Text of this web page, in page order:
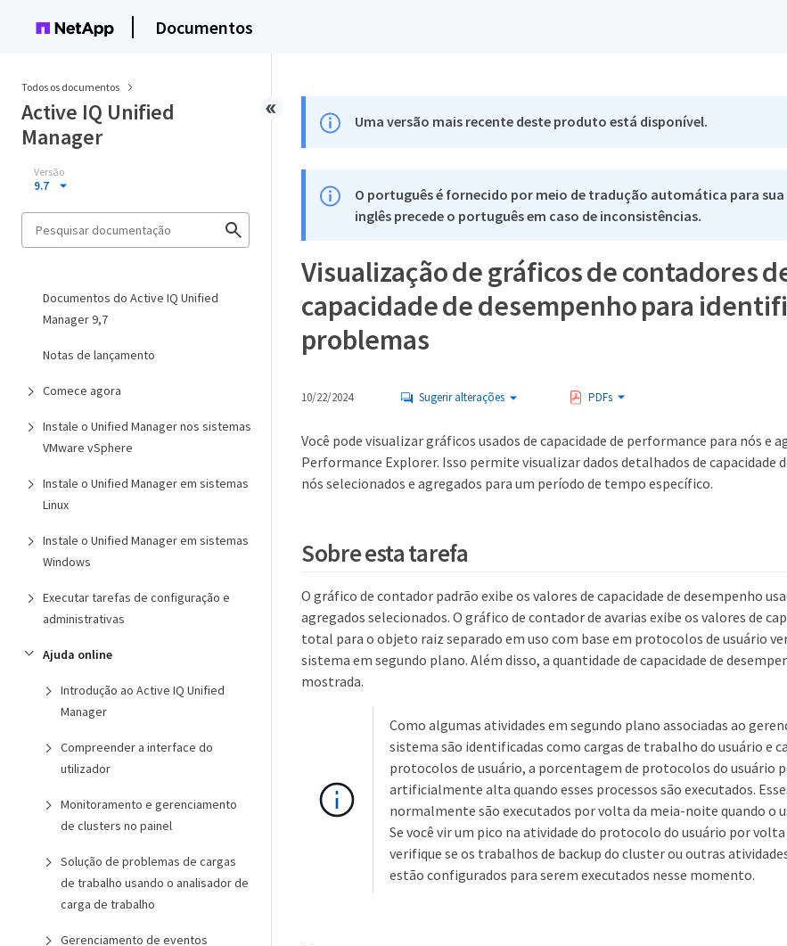
Documentos
Todos os documentos
Active IQ Unified
Manager
Versão
9.7
Documentos do Active IQ Unified
Manager 9,7
Notas de lançamento
Comece agora
Instale o Unified Manager nos sistemas
VMware vSphere
Instale o Unified Manager em sistemas
Linux
Instale o Unified Manager em sistemas
Windows
Executar tarefas de configuração e
administrativas
Ajuda online
Introdução ao Active IQ Unified
Manager
Compreender a interface do
utilizador
Monitoramento e gerenciamento
de clusters no painel
Solução de problemas de cargas
de trabalho usando o analisador de
carga de trabalho
Gerenciamento de eventos
Uma versão mais recente deste produto está disponível.
O português é fornecido por meio de tradução automática para sua
inglês precede o português em caso de inconsistências.
Visualização de gráficos de contadores
capacidade de desempenho para
problemas
10/22/2024 Sugerir alterações PDFs
Você pode visualizar gráficos usados de capacidade de performance para nós e
Performance Explorer. Isso permite visualizar dados detalhados de capacidade
nós selecionados e agregados para um período de tempo específico.
Sobre esta tarefa
O gráfico de contador padrão exibe os valores de capacidade de desempenho
agregados selecionados. O gráfico de contador de avarias exibe os valores de
total para o objeto raiz separado em uso com base em protocolos de usuário
sistema em segundo plano. Além disso, a quantidade de capacidade de
mostrada.
Como algumas atividades em segundo plano associadas ao
sistema são identificadas como cargas de trabalho do usuário e
protocolos de usuário, a porcentagem de protocolos do usuário
artificialmente alta quando esses processos são executados.
normalmente são executados por volta da meia-noite quando o
Se você vir um pico na atividade do protocolo do usuário por
verifique se os trabalhos de backup do cluster ou outras
estão configurados para serem executados nesse momento.